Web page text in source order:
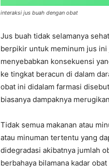
interaksi jus buah dengan obat
Jus buah tidak selamanya
berpikir untuk meminum jus
menyebabkan konsekuensi
ke tingkat beracun di dalam
obat ini didalam farmasi
biasanya dampaknya
Tidak semua makanan atau
atau minuman tertentu yang
didegradasi akibatnya jumlah
berbahaya bilamana kadar